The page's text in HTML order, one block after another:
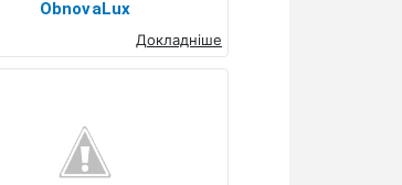
ObnovaLux
Докладніше